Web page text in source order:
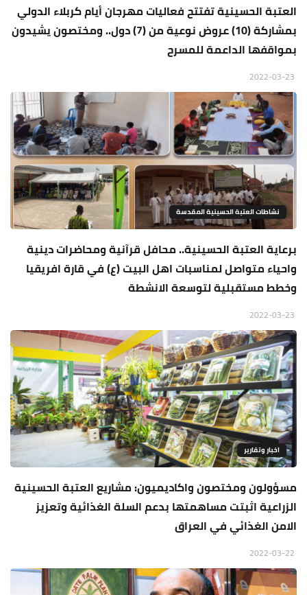
العتبة الحسينية تفتتح فعاليات مهرجان أيام كربلاء الدولي
بمشاركة (10) عروض نوعية من (7) دول.. ومختصون يشيدون
بمواقفها الداعمة للمسرح
نشاطات العتبة الحسينية المقدسة
برعاية العتبة الحسينية.. محافل قرآنية ومحاضرات دينية
واحياء متواصل لمناسبات اهل البيت (ع) في قارة افريقيا
وخطط مستقبلية لتوسعة الانشطة
اخبار وتقارير
مسؤولون ومختصون واكاديميون: مشاريع العتبة الحسينية
الزراعية اثبتت مساهمتها بدعم السلة الغذائية وتعزيز
الامن الغذائي في العراق